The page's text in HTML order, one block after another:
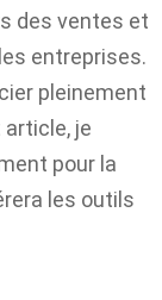
des ventes et
entreprises.
pleinement
article, je
pour la
les outils